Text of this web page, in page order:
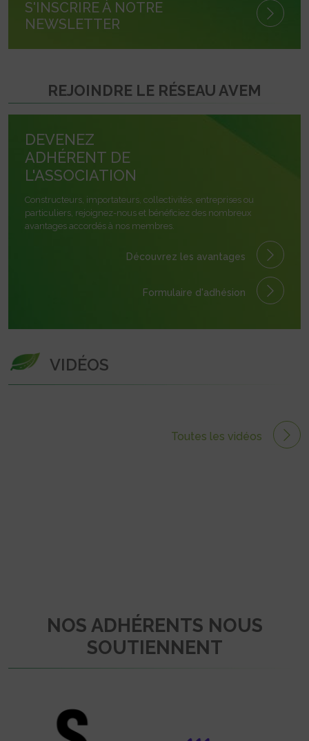
S'INSCRIRE À NOTRE
NEWSLETTER
REJOINDRE LE RÉSEAU AVEM
DEVENEZ
ADHÉRENT DE
L'ASSOCIATION
Constructeurs, importateurs, collectivités, entreprises ou
particuliers, rejoignez-nous et bénéficiez des nombreux
avantages accordés à nos membres.
Découvrez les avantages
Formulaire d'adhésion
VIDÉOS
Toutes les vidéos
NOS ADHÉRENTS NOUS
SOUTIENNENT